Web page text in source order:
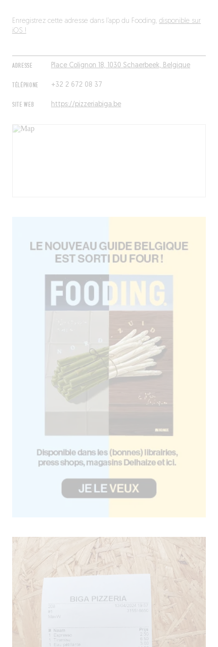
ADRESSE Place Colignon 18, 1030 Schaerbeek, Belgique
TÉLÉPHONE +32 2 672 08 37
SITE WEB https://pizzeriabiga.be
Enregistrez cette adresse dans l’app du Fooding, disponible sur
iOS !